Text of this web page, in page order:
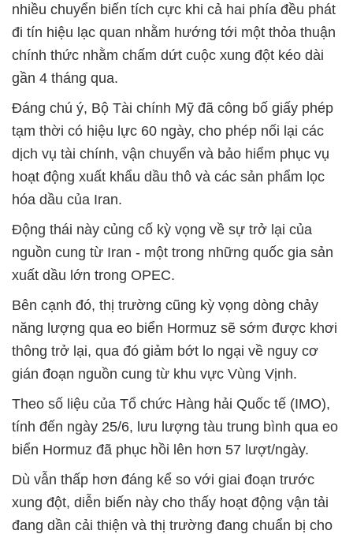
nhiều chuyển biến tích cực khi cả hai phía đều phát
đi tín hiệu lạc quan nhằm hướng tới một thỏa thuận
chính thức nhằm chấm dứt cuộc xung đột kéo dài
gần 4 tháng qua.
Đáng chú ý, Bộ Tài chính Mỹ đã công bố giấy phép
tạm thời có hiệu lực 60 ngày, cho phép nối lại các
dịch vụ tài chính, vận chuyển và bảo hiểm phục vụ
hoạt động xuất khẩu dầu thô và các sản phẩm lọc
hóa dầu của Iran.
Động thái này củng cố kỳ vọng về sự trở lại của
nguồn cung từ Iran - một trong những quốc gia sản
xuất dầu lớn trong OPEC.
Bên cạnh đó, thị trường cũng kỳ vọng dòng chảy
năng lượng qua eo biển Hormuz sẽ sớm được khơi
thông trở lại, qua đó giảm bớt lo ngại về nguy cơ
gián đoạn nguồn cung từ khu vực Vùng Vịnh.
Theo số liệu của Tổ chức Hàng hải Quốc tế (IMO),
tính đến ngày 25/6, lưu lượng tàu trung bình qua eo
biển Hormuz đã phục hồi lên hơn 57 lượt/ngày.
Dù vẫn thấp hơn đáng kể so với giai đoạn trước
xung đột, diễn biến này cho thấy hoạt động vận tải
đang dần cải thiện và thị trường đang chuẩn bị cho